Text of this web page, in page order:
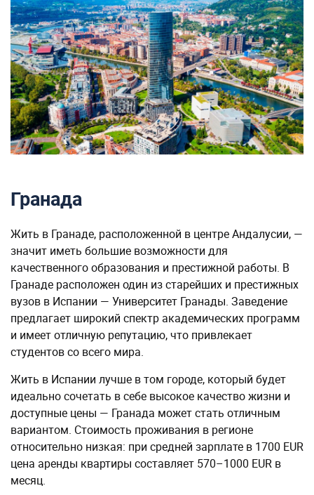
Гранада
Жить в Гранаде, расположенной в центре Андалусии, —
значит иметь большие возможности для
качественного образования и престижной работы. В
Гранаде расположен один из старейших и престижных
вузов в Испании — Университет Гранады. Заведение
предлагает широкий спектр академических программ
и имеет отличную репутацию, что привлекает
студентов со всего мира.
Жить в Испании лучше в том городе, который будет
идеально сочетать в себе высокое качество жизни и
доступные цены — Гранада может стать отличным
вариантом. Стоимость проживания в регионе
относительно низкая: при средней зарплате в 1700 EUR
цена аренды квартиры составляет 570–1000 EUR в
месяц.